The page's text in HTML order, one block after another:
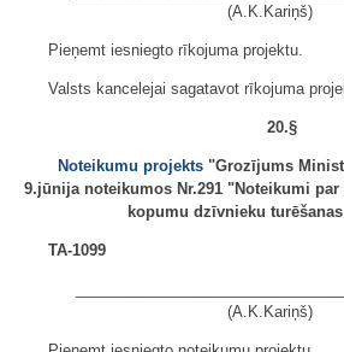
(A.K.Kariņš)
Pieņemt iesniegto rīkojuma projektu.
Valsts kancelejai sagatavot rīkojuma
20.§
Noteikumu projekts"Grozījums
9.jūnija noteikumos Nr.291 "Noteikumi
kopumu dzīvnieku
TA-1099
(A.K.Kariņš)